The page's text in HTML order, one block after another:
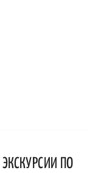
ЭКСКУРСИИ ПО